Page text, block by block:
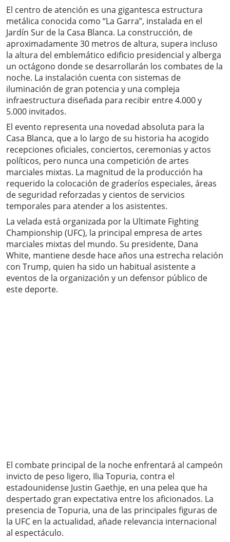
El centro de atención es una gigantesca estructura
metálica conocida como “La Garra”, instalada en el
Jardín Sur de la Casa Blanca. La construcción, de
aproximadamente 30 metros de altura, supera incluso
la altura del emblemático edificio presidencial y alberga
un octágono donde se desarrollarán los combates de la
noche. La instalación cuenta con sistemas de
iluminación de gran potencia y una compleja
infraestructura diseñada para recibir entre 4.000 y
5.000 invitados.
El evento representa una novedad absoluta para la
Casa Blanca, que a lo largo de su historia ha acogido
recepciones oficiales, conciertos, ceremonias y actos
políticos, pero nunca una competición de artes
marciales mixtas. La magnitud de la producción ha
requerido la colocación de graderíos especiales, áreas
de seguridad reforzadas y cientos de servicios
temporales para atender a los asistentes.
La velada está organizada por la Ultimate Fighting
Championship (UFC), la principal empresa de artes
marciales mixtas del mundo. Su presidente, Dana
White, mantiene desde hace años una estrecha relación
con Trump, quien ha sido un habitual asistente a
eventos de la organización y un defensor público de
este deporte.
El combate principal de la noche enfrentará al campeón
invicto de peso ligero, Ilia Topuria, contra el
estadounidense Justin Gaethje, en una pelea que ha
despertado gran expectativa entre los aficionados. La
presencia de Topuria, una de las principales figuras de
la UFC en la actualidad, añade relevancia internacional
al espectáculo.